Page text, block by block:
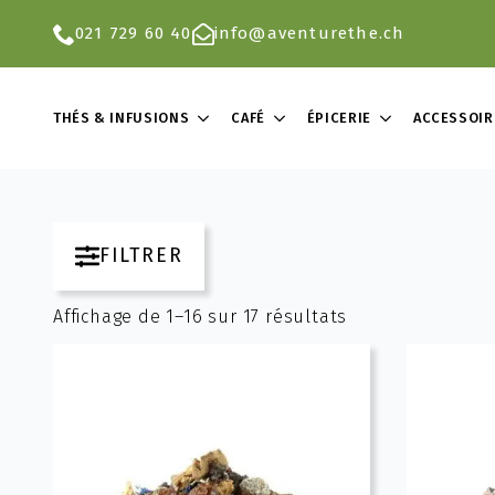
021 729 60 40 info@aventurethe.ch
THÉS & INFUSIONS CAFÉ ÉPICERIE
FILTRER
Affichage de 1–16 sur 17 résultats